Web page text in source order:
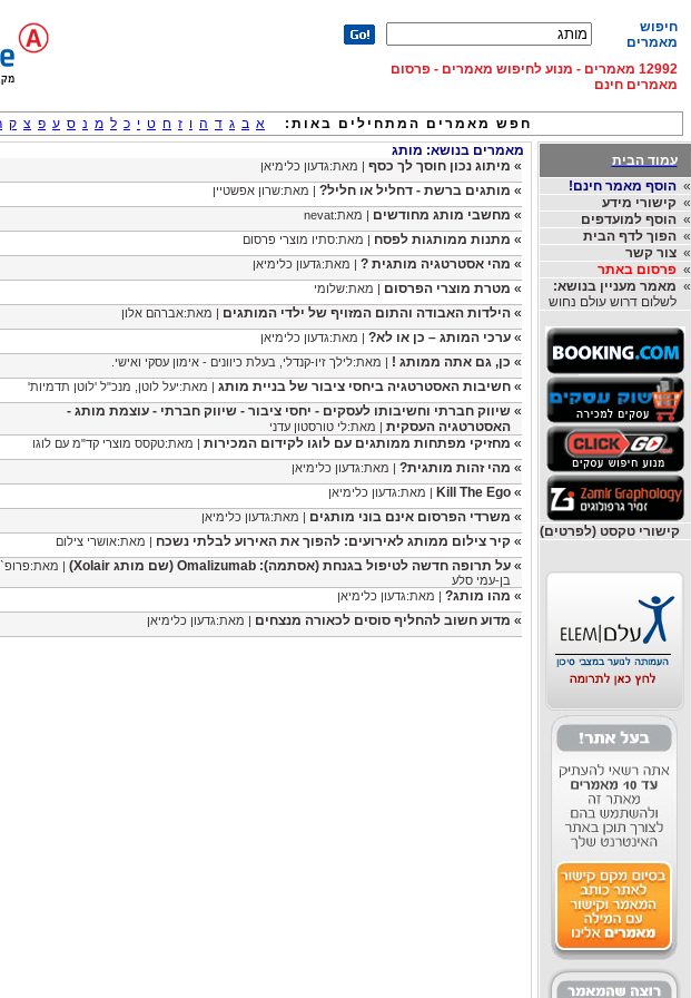
חיפוש
מאמרים
12992 מאמרים - מנוע לחיפוש מאמרים - פרסום
מאמרים חינם
חפש מאמרים המתחילים באות: א ב ג ד ה ו ז ח ט י כ ל מ נ ס ע פ צ ק
עמוד הבית
»הוסף מאמר חינם!
»קישורי מידע
»הוסף למועדפים
»הפוך לדף הבית
»צור קשר
»פרסום באתר
» מאמר מעניין בנושא:
לשלום דרוש עולם נחוש
קישורי טקסט (לפרטים)
מאמרים בנושא: מותג
» מיתוג נכון חוסך לך כסף | מאת:גדעון כלימיאן
» מותגים ברשת - דחליל או חליל? | מאת:שרון אפשטיין
» מחשבי מותג מחודשים | מאת:nevat
» מתנות ממותגות לפסח | מאת:סתיו מוצרי פרסום
» מהי אסטרטגיה מותגית ? | מאת:גדעון כלימיאן
» מטרת מוצרי הפרסום | מאת:שלומי
» הילדות האבודה והתום המזויף של ילדי המותגים | מאת:אברהם אלון
» ערכי המותג – כן או לא? | מאת:גדעון כלימיאן
» כן, גם אתה ממותג ! | מאת:לילך זיו-קנדלי, בעלת כיוונים - אימון עסקי ואישי.
» חשיבות האסטרטגיה ביחסי ציבור של בניית מותג | מאת:יעל לוטן, מנכ"ל 'לוטן תדמיות'
» שיווק חברתי וחשיבותו לעסקים - יחסי ציבור - שיווק חברתי - עוצמת מותג -
האסטרטגיה העסקית | מאת:לי טורסטון עדני
» מחזיקי מפתחות ממותגים עם לוגו לקידום המכירות | מאת:טקסס מוצרי קד"מ עם לוגו
» מהי זהות מותגית? | מאת:גדעון כלימיאן
»
Kill The Ego | מאת:גדעון כלימיאן
» משרדי הפרסום אינם בוני מותגים | מאת:גדעון כלימיאן
» קיר צילום ממותג לאירועים: להפוך את האירוע לבלתי נשכח | מאת:אושרי צילום
» על תרופה חדשה לטיפול בגנחת (אסתמה): Omalizumab (שם מותג Xolair)
| מאת:פרופ`
בן-עמי סלע
» מהו מותג? | מאת:גדעון כלימיאן
» מדוע חשוב להחליף סוסים לכאורה מנצחים | מאת:גדעון כלימיאן